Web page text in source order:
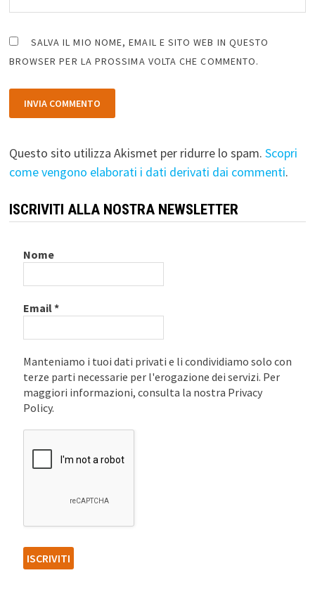
SALVA IL MIO NOME, EMAIL E SITO WEB IN QUESTO
BROWSER PER LA PROSSIMA VOLTA CHE COMMENTO.
Questo sito utilizza Akismet per ridurre lo spam. Scopri
come vengono elaborati i dati derivati dai commenti.
ISCRIVITI ALLA NOSTRA NEWSLETTER
Nome
Email*
Manteniamo i tuoi dati privati e li condividiamo solo con
terze parti necessarie per l'erogazione dei servizi. Per
maggiori informazioni, consulta la nostra Privacy
Policy.